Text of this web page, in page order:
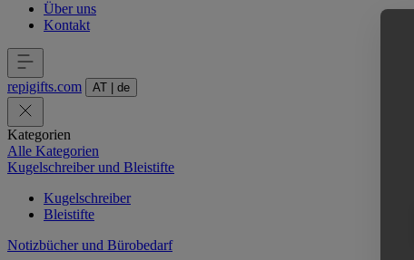
Über uns
Kontakt
repigifts.com AT de
Kategorien
Alle Kategorien
Kugelschreiber und Bleistifte
Kugelschreiber
Bleistifte
Notizbücher und Bürobedarf